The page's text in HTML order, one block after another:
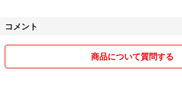
・一点購入の上で、個別の数字の購入は可能です
コメント
商品について質問する